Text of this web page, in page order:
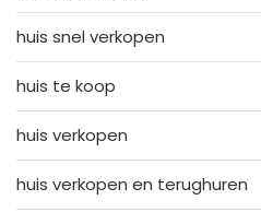
huis snel verkopen
huis te koop
huis verkopen
huis verkopen en terughuren